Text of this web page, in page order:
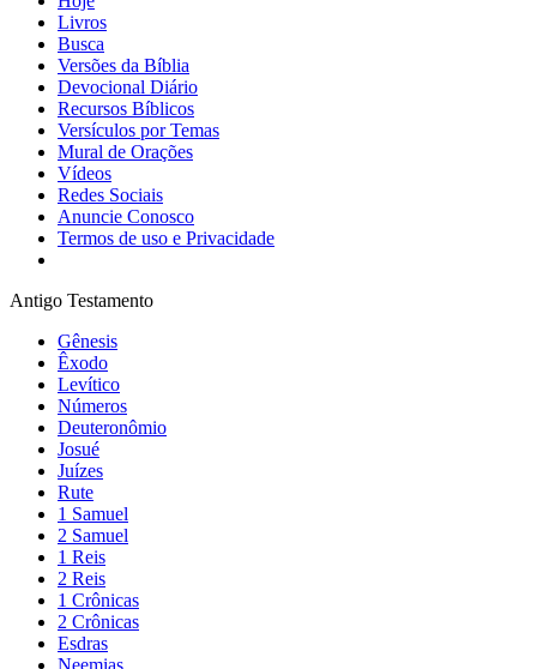
Livros
Busca
Versões da Bíblia
Devocional Diário
Recursos Bíblicos
Versículos por Temas
Mural de Orações
Vídeos
Redes Sociais
Anuncie Conosco
Termos de uso e Privacidade
Antigo Testamento
Gênesis
Êxodo
Levítico
Números
Deuteronômio
Josué
Juízes
Rute
1 Samuel
2 Samuel
1 Reis
2 Reis
1 Crônicas
2 Crônicas
Esdras